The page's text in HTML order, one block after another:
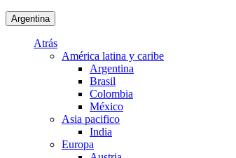
Argentina
Atrás
América latina y caribe
Argentina
Brasil
Colombia
México
Asia pacifico
India
Europa